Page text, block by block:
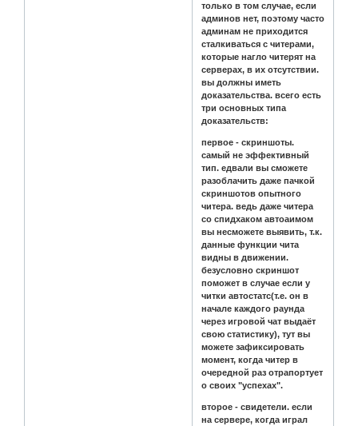
только в том случае, если
админов нет, поэтому часто
админам не приходится
сталкиваться с читерами,
которые нагло читерят на
серверах, в их отсутствии.
вы должны иметь
доказательства. всего есть
три основных типа
доказательств:
первое - скриншоты.
самый не эффективный
тип. едвали вы сможете
разоблачить даже пачкой
скриншотов опытного
читера. ведь даже читера
со спидхаком автоаимом
вы несможете выявить, т.к.
данные функции чита
видны в движении.
безусловно скриншот
поможет в случае если у
читки автостатс(т.е. он в
начале каждого раунда
через игровой чат выдаёт
свою статистику), тут вы
можете зафиксировать
момент, когда читер в
очередной раз отрапортует
о своих "успехах".
второе - свидетели. если
на сервере, когда играл